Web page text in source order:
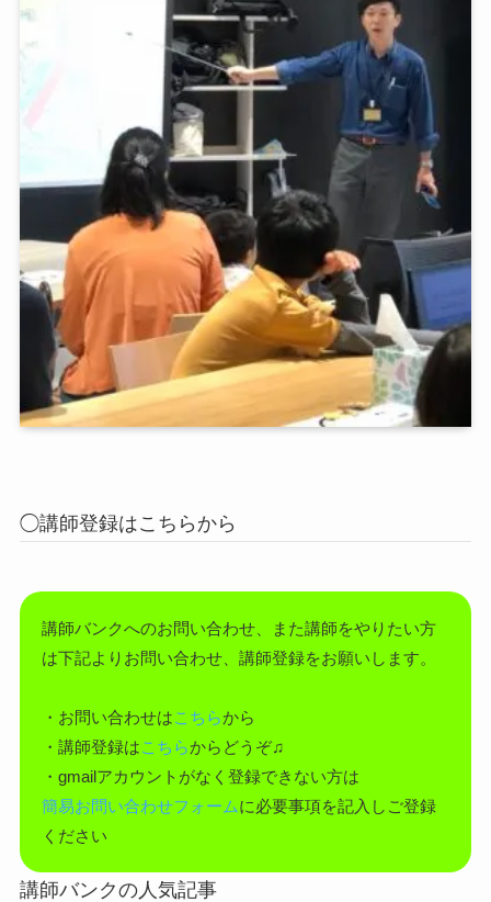
◯講師登録はこちらから
講師バンクへのお問い合わせ、また講師をやりたい方
は下記よりお問い合わせ、講師登録をお願いします。
・お問い合わせはこちらから
・講師登録はこちらからどうぞ♫
・gmailアカウントがなく登録できない方は
簡易お問い合わせフォームに必要事項を記入しご登録
ください
講師バンクの人気記事